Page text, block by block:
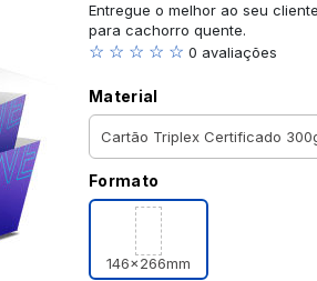
Entregue o melhor ao seu
para cachorro quente.
☆ ☆ ☆ ☆ ☆ 0 avaliações
Material
Formato
146x266mm